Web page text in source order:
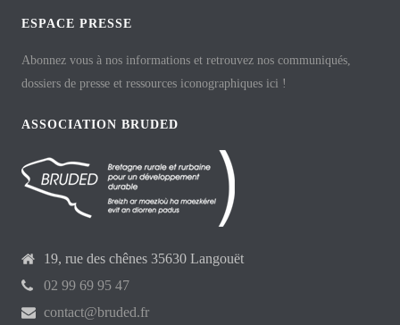
ESPACE PRESSE
Abonnez vous à nos informations et retrouvez nos communiqués,
dossiers de presse et ressources iconographiques ici !
ASSOCIATION BRUDED
19, rue des chênes 35630 Langouët
02 99 69 95 47
contact@bruded.fr